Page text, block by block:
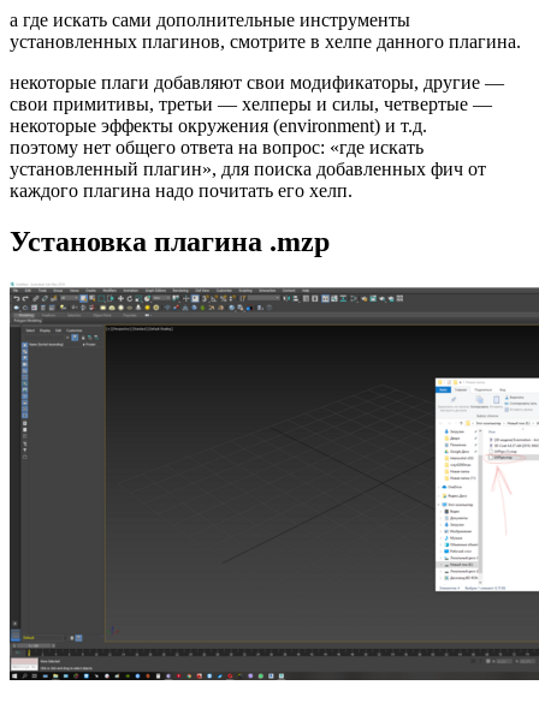
а где искать сами дополнительные инструменты
установленных плагинов, смотрите в хелпе данного плагина.
некоторые плаги добавляют свои модификаторы, другие —
свои примитивы, третьи — хелперы и силы, четвертые —
некоторые эффекты окружения (environment) и т.д.
поэтому нет общего ответа на вопрос: «где искать
установленный плагин», для поиска добавленных фич от
каждого плагина надо почитать его хелп.
Установка плагина .mzp